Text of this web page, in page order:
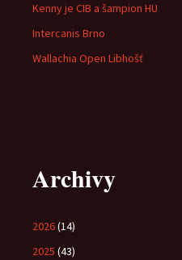
Kenny je CIB a šampion HU
Intercanis Brno
Wallachia Open Libhošť
Archivy
2026(14)
2025 (43)